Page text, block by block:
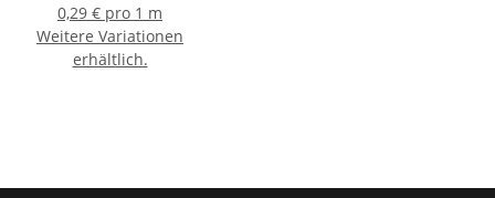
0,29 € pro 1 m
Weitere Variationen
erhältlich.